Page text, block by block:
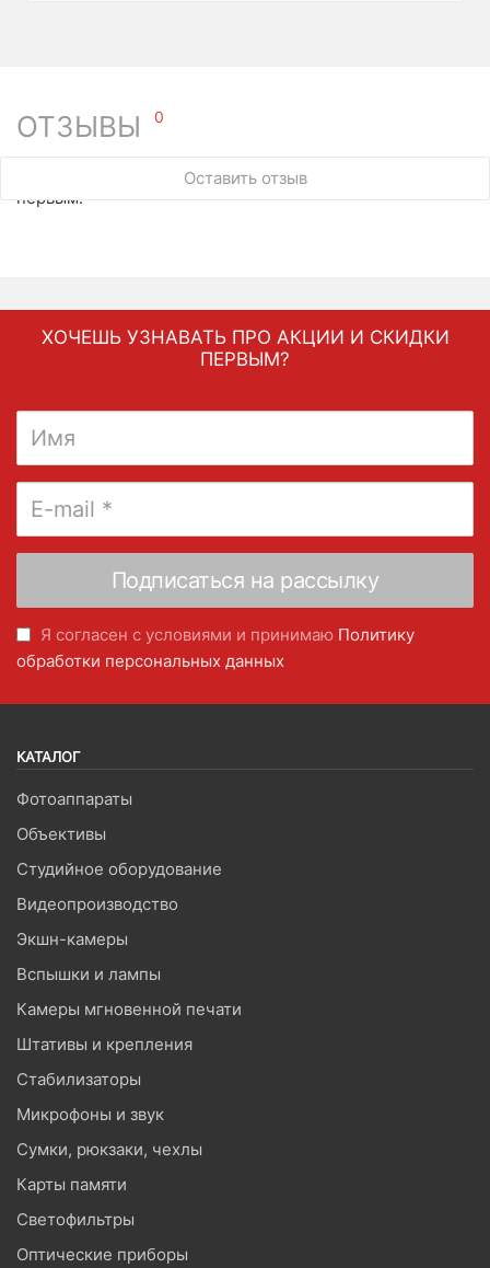
ОТЗЫВЫ 0
Оставить отзыв
У этого товара нет ни одного отзыва. Вы можете стать
первым.
ХОЧЕШЬ УЗНАВАТЬ ПРО АКЦИИ И СКИДКИ
ПЕРВЫМ?
Я согласен с условиями и принимаю Политику
обработки персональных данных
КАТАЛОГ
Фотоаппараты
Объективы
Студийное оборудование
Видеопроизводство
Экшн-камеры
Вспышки и лампы
Камеры мгновенной печати
Штативы и крепления
Стабилизаторы
Микрофоны и звук
Сумки, рюкзаки, чехлы
Карты памяти
Светофильтры
Оптические приборы